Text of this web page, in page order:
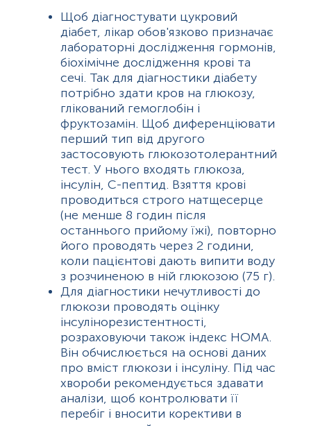
Щоб діагностувати цукровий
діабет, лікар обов'язково призначає
лабораторні дослідження гормонів,
біохімічне дослідження крові та
сечі. Так для діагностики діабету
потрібно здати кров на глюкозу,
глікований гемоглобін і
фруктозамін. Щоб диференціювати
перший тип від другого
застосовують глюкозотолерантний
тест. У нього входять глюкоза,
інсулін, С-пептид. Взяття крові
проводиться строго натщесерце
(не менше 8 годин після
останнього прийому їжі), повторно
його проводять через 2 години,
коли пацієнтові дають випити воду
з розчиненою в ній глюкозою (75 г).
Для діагностики нечутливості до
глюкози проводять оцінку
інсулінорезистентності,
розраховуючи також індекс HOMA.
Він обчислюється на основі даних
про вміст глюкози і інсуліну. Під час
хвороби рекомендується здавати
аналізи, щоб контролювати її
перебіг і вносити корективи в